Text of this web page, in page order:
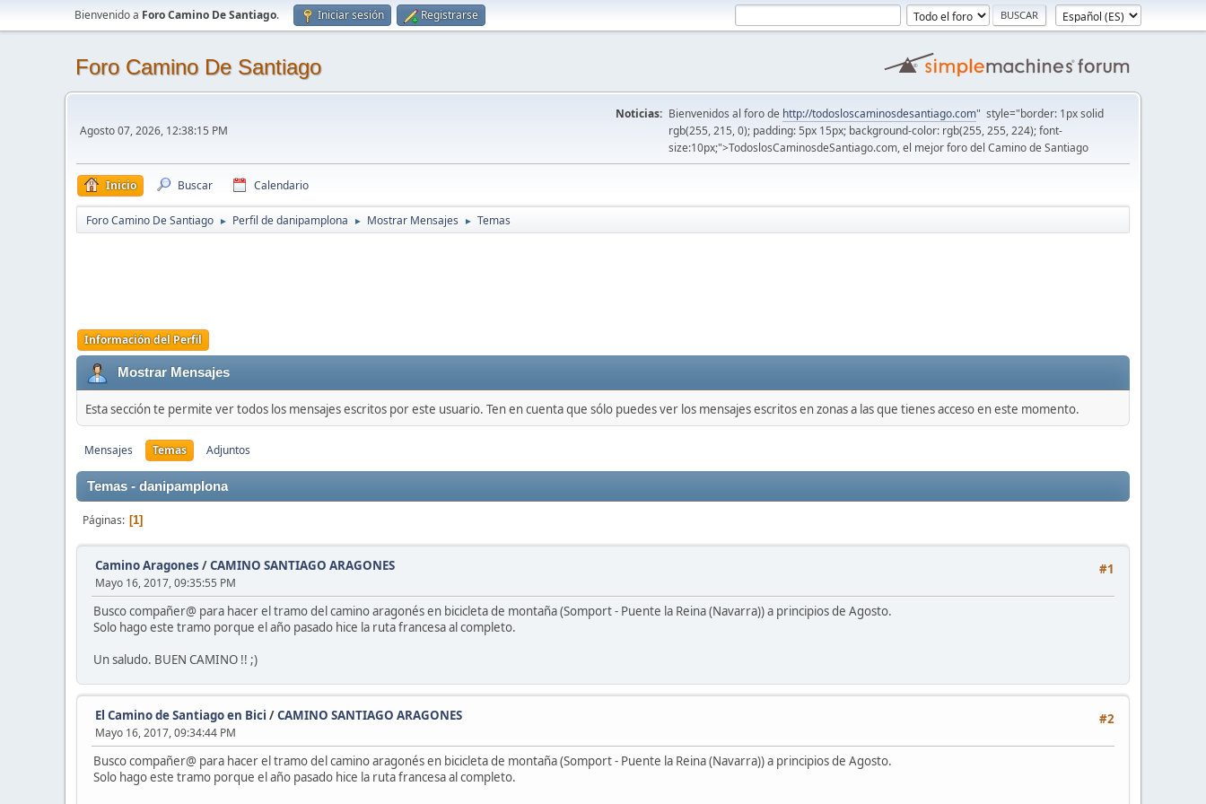
Bienvenido a Foro Camino De Santiago. Iniciar sesión Registrarse
Foro Camino De Santiago
Agosto 07, 2026, 12:38:15 PM
Noticias: Bienvenidos al foro de http://todosloscaminosdesantiago.com" style="border: 1px solid
rgb(255, 215, 0); padding: 5px 15px; background-color: rgb(255, 255, 224); font-
size:10px;">TodoslosCaminosdeSantiago.com, el mejor foro del Camino de Santiago
Inicio Buscar Calendario
Foro Camino De Santiago ► Perfil de danipamplona ► Mostrar Mensajes ► Temas
Información del Perfil
Mostrar Mensajes
Esta sección te permite ver todos los mensajes escritos por este usuario. Ten en cuenta que sólo puedes ver los mensajes escritos en zonas a las que tienes acceso en este momento.
Mensajes Temas Adjuntos
Temas - danipamplona
Páginas 1
#1
Camino Aragones /CAMINO SANTIAGO ARAGONES
Mayo 16, 2017, 09:35:55 PM
Busco compañer@ para hacer el tramo del camino aragonés en bicicleta de montaña (Somport - Puente la Reina (Navarra)) a principios de Agosto.
Solo hago este tramo porque el año pasado hice la ruta francesa al completo.
Un saludo. BUEN CAMINO !! ;)
#2
El Camino de Santiago en Bici /CAMINO SANTIAGO ARAGONES
Mayo 16, 2017, 09:34:44 PM
Busco compañer@ para hacer el tramo del camino aragonés en bicicleta de montaña (Somport - Puente la Reina (Navarra)) a principios de Agosto.
Solo hago este tramo porque el año pasado hice la ruta francesa al completo.